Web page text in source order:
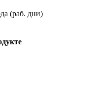
(раб. дни)